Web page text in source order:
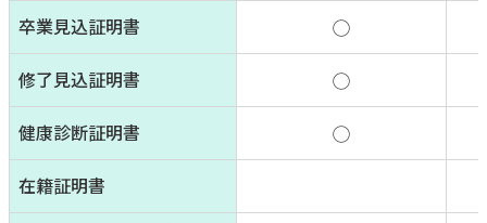
卒業見込証明書
◯
修了見込証明書
◯
健康診断証明書
◯
在籍証明書